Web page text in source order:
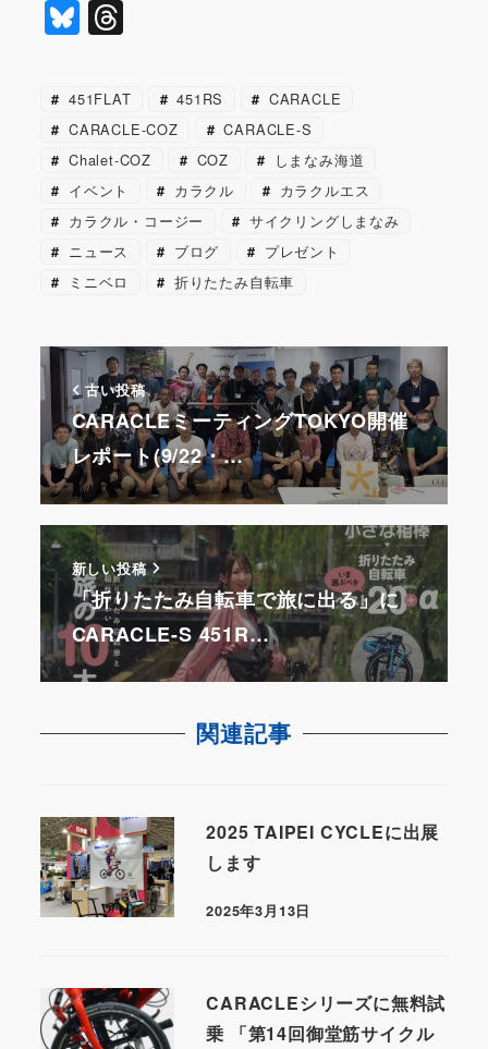
e
b
o
o
l e
st
Bl
e
s
k
y
T
e
a
d
s
451FLAT 451RS
CARACLE
CARACLE-COZ
CARACLE-S
Chalet-COZ
COZ
しまなみ海道
イベント
カラクル
カラクルエス
カラクル・コージー
サイクリングしまなみ
ニュース
ブログ
プレゼント
ミニベロ
折りたたみ自転車
古い投稿
CARACLEミーティングTOKYO開催
レポート(9/22・…
新しい投稿
「折りたたみ自転車で旅に出る」に
CARACLE-S 451R…
関連記事
2025 TAIPEI CYCLEに出展
します
2025年3月13日
CARACLEシリーズに無料試
乗 「第14回御堂筋サイクル